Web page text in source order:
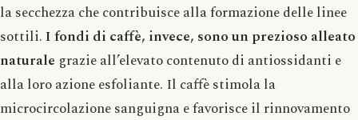
la secchezza che contribuisce alla formazione delle linee
sottili.I fondi di caffè, invece, sono un prezioso alleato
naturale grazie all’elevato contenuto di antiossidanti e
alla loro azione esfoliante. Il caffè stimola la
microcircolazione sanguigna e favorisce il rinnovamento